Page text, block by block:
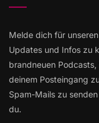
Melde dich für
Updates und Infos zu
brandneuen
deinem Posteingang
Spam-Mails zu
du.